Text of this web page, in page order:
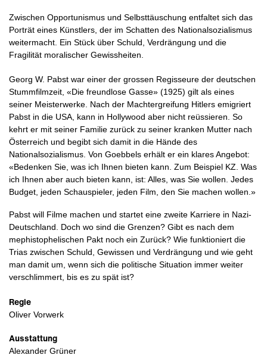
Zwischen Opportunismus und Selbsttäuschung entfaltet sich das
Porträt eines Künstlers, der im Schatten des Nationalsozialismus
weitermacht. Ein Stück über Schuld, Verdrängung und die
Fragilität moralischer Gewissheiten.
Georg W. Pabst war einer der grossen Regisseure der deutschen
Stummfilmzeit, «Die freundlose Gasse» (1925) gilt als eines
seiner Meisterwerke. Nach der Machtergreifung Hitlers emigriert
Pabst in die USA, kann in Hollywood aber nicht reüssieren. So
kehrt er mit seiner Familie zurück zu seiner kranken Mutter nach
Österreich und begibt sich damit in die Hände des
Nationalsozialismus. Von Goebbels erhält er ein klares Angebot:
«Bedenken Sie, was ich Ihnen bieten kann. Zum Beispiel KZ. Was
ich Ihnen aber auch bieten kann, ist: Alles, was Sie wollen. Jedes
Budget, jeden Schauspieler, jeden Film, den Sie machen wollen.»
Pabst will Filme machen und startet eine zweite Karriere in Nazi-
Deutschland. Doch wo sind die Grenzen? Gibt es nach dem
mephistophelischen Pakt noch ein Zurück? Wie funktioniert die
Trias zwischen Schuld, Gewissen und Verdrängung und wie geht
man damit um, wenn sich die politische Situation immer weiter
verschlimmert, bis es zu spät ist?
Regie
Oliver Vorwerk
Ausstattung
Alexander Grüner